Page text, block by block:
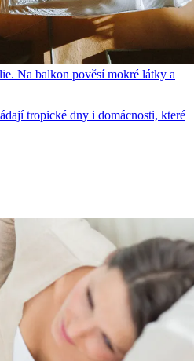
Na balkon pověsí mokré látky a
tropické dny i domácnosti, které